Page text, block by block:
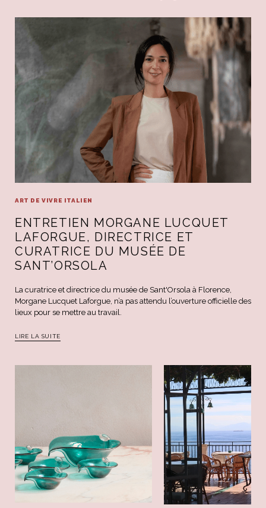
ART DE VIVRE ITALIEN
ENTRETIEN MORGANE LUCQUET
LAFORGUE, DIRECTRICE ET
CURATRICE DU MUSÉE DE
SANT’ORSOLA
La curatrice et directrice du musée de Sant'Orsola à Florence,
Morgane Lucquet Laforgue, n’a pas attendu l’ouverture officielle des
lieux pour se mettre au travail.
LIRE LA SUITE